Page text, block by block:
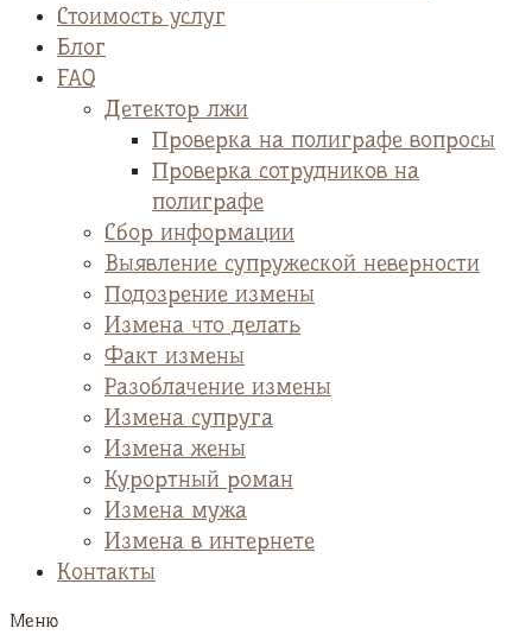
Стоимость услуг
Блог
FAQ
Детектор лжи
Проверка на полиграфе вопросы
Проверка сотрудников на
полиграфе
Сбор информации
Выявление супружеской неверности
Подозрение измены
Измена что делать
Факт измены
Разоблачение измены
Измена супруга
Измена жены
Курортный роман
Измена мужа
Измена в интернете
Контакты
Меню